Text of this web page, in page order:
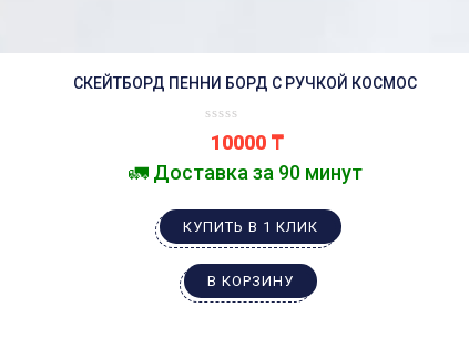
СКЕЙТБОРД ПЕННИ БОРД С РУЧКОЙ КОСМОС
10000 ₸
🚛 Доставка за 90 минут
КУПИТЬ В 1 КЛИК
В КОРЗИНУ